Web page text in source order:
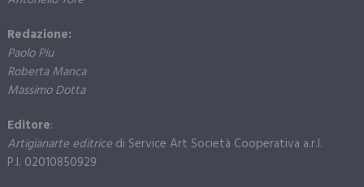
Redazione:
Paolo Piu
Roberta Manca
Massimo Dotta
Editore:
Artigianarte editricedi Service Art Società Cooperativa a.r.l.
P.I. 02010850929